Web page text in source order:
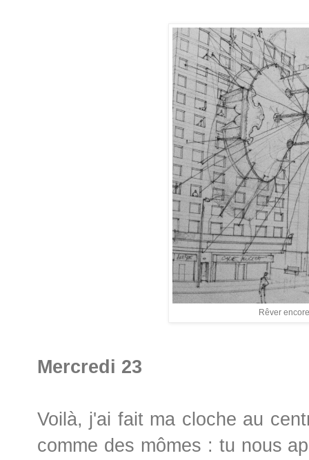
Rêver
Mercredi 23
Voilà, j'ai fait ma cloche au
comme des mômes : tu nous